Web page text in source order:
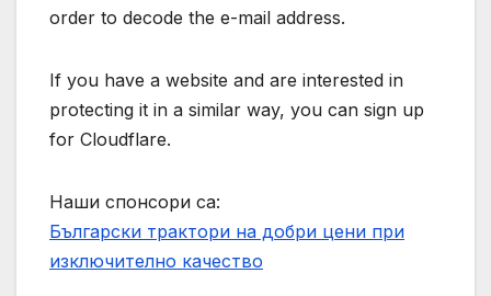
order to decode the e-mail address.
If you have a website and are interested in
protecting it in a similar way, you can sign up
for Cloudflare.
Наши спонсори са:
Български трактори на добри цени при
изключително качество